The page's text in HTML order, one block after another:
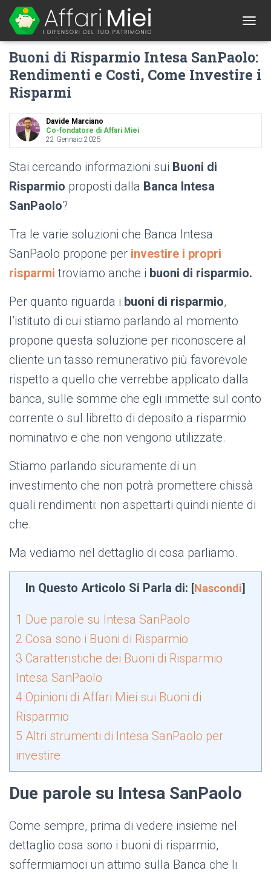
O
G
G
L
Buoni di Risparmio Intesa SanPaolo:
Rendimenti e Costi, Come Investire i
Risparmi
Davide Marciano
Co-fondatore di Affari Miei
22 Gennaio 2025
Stai cercando informazioni sui Buoni di
Risparmio proposti dalla Banca Intesa
SanPaolo?
Tra le varie soluzioni che Banca Intesa
SanPaolo propone per investire i propri
risparmi troviamo anche i buoni di risparmio.
Per quanto riguarda i buoni di risparmio,
l’istituto di cui stiamo parlando al momento
propone questa soluzione per riconoscere al
cliente un tasso remunerativo più favorevole
rispetto a quello che verrebbe applicato dalla
banca, sulle somme che egli immette sul conto
corrente o sul libretto di deposito a risparmio
nominativo e che non vengono utilizzate.
Stiamo parlando sicuramente di un
investimento che non potrà promettere chissà
quali rendimenti: non aspettarti quindi niente di
che.
Ma vediamo nel dettaglio di cosa parliamo.
In Questo Articolo Si Parla di: [Nascondi]
1 Due parole su Intesa SanPaolo
2 Cosa sono i Buoni di Risparmio
3 Caratteristiche dei Buoni di Risparmio
Intesa SanPaolo
4 Opinioni di Affari Miei sui Buoni di
Risparmio
5 Altri strumenti di Intesa SanPaolo per
investire
Due parole su Intesa SanPaolo
Come sempre, prima di vedere insieme nel
dettaglio cosa sono i buoni di risparmio,
soffermiamoci un attimo sulla Banca che li